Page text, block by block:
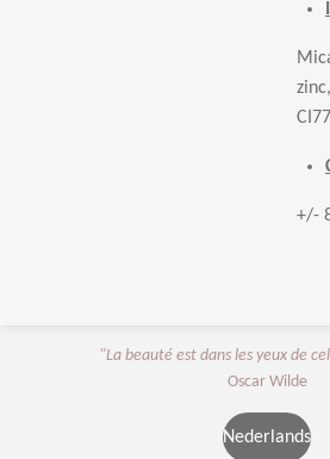
+/-
"La beauté est dans les yeux de
Oscar Wilde
Nederlands